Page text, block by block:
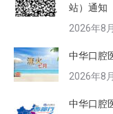
站）通知
2026年8
中华口腔
2026年8
中华口腔